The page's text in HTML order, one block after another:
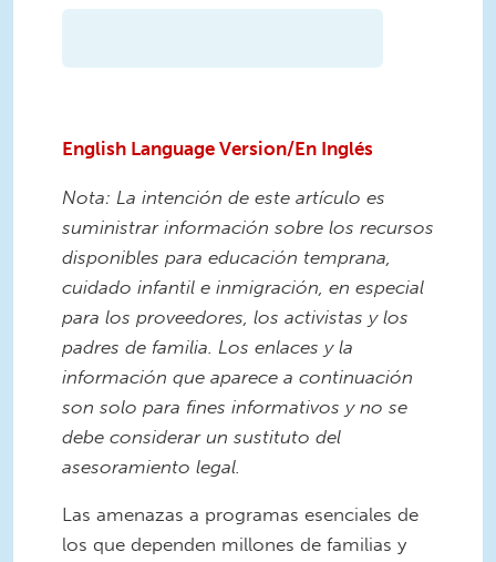
English Language Version/En Inglés
Nota: La intención de este artículo es
suministrar información sobre los recursos
disponibles para educación temprana,
cuidado infantil e inmigración, en especial
para los proveedores, los activistas y los
padres de familia. Los enlaces y la
información que aparece a continuación
son solo para fines informativos y no se
debe considerar un sustituto del
asesoramiento legal.
Las amenazas a programas esenciales de
los que dependen millones de familias y